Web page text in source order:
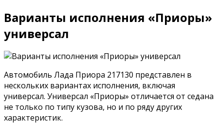
Варианты исполнения «Приоры»
универсал
Автомобиль Лада Приора 217130 представлен в
нескольких вариантах исполнения, включая
универсал. Универсал «Приоры» отличается от седана
не только по типу кузова, но и по ряду других
характеристик.